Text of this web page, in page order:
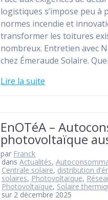
logistiques s’impose peu
normes incendie et
transformer les toitures
nombreux. Entretien avec
chez Émeraude Solaire.
Lire la suite
EnOTéA –
photovoltaïque
par Franck
dans Actualités,
Centrale solaire, distribution
solaires, Photovoltaïque,
Photovoltaïque, Solaire
sur 2 décembre 2025